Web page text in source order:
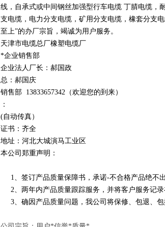
线，自承式或中间钢丝加强型行车电缆 丁腈电缆，
支电缆，电力分支电缆，矿用分支电缆，橡套分支
至上”的办厂宗旨，竭诚为用户服务。
天津市电缆总厂橡塑电缆厂
*企业销售部
企业法人厂长：郝国政
总：郝国庆
销售部 13833657342 （欢迎您的到来）
：
(自动传真）
证书：齐全
地址：河北大城演马工业区
本公司郑重声明：
1、签订产品质量保障书，承诺-不合格产品绝不出
2、两年内产品质量跟踪服务，并将客户服务记录
3、确因产品质量问题，我公司将保修、包退、包